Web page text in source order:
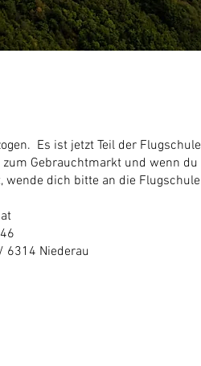
Es ist jetzt Teil der Flugschule
Gebrauchtmarkt und wenn du
wende dich bitte an die Flugschule
6314 Niederau